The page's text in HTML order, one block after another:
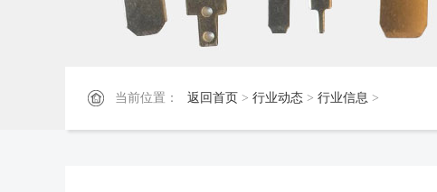
当前位置： 返回首页 > 行业动态 > 行业信息 >